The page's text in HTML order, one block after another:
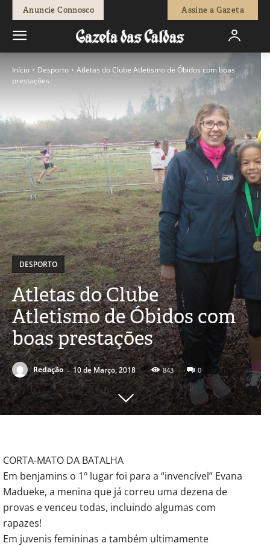
Anuncie Connosco Assine a Gazeta
Início Desporto
Atletas do Clube Atletismo de Óbidos com boas
prestações
DESPORTO
Atletas do Clube
Atletismo de Óbidos com
boas prestações
Redação - 10 de Março, 2018 843 0
CORTA-MATO DA BATALHA
Em benjamins o 1º lugar foi para a “invencível” Evana
Madueke, a menina que já correu uma dezena de
provas e venceu todas, incluindo algumas com
rapazes!
Em juvenis femininas a também ultimamente